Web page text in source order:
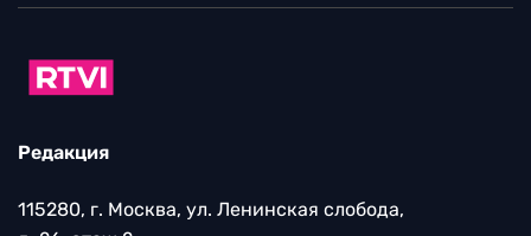
Редакция
115280, г. Москва, ул. Ленинская слобода,